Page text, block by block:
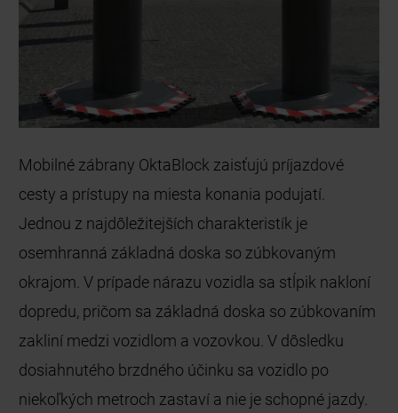
Mobilné zábrany OktaBlock zaisťujú príjazdové
cesty a prístupy na miesta konania podujatí.
Jednou z najdôležitejších charakteristík je
osemhranná základná doska so zúbkovaným
okrajom. V prípade nárazu vozidla sa stĺpik nakloní
dopredu, pričom sa základná doska so zúbkovaním
zakliní medzi vozidlom a vozovkou. V dôsledku
dosiahnutého brzdného účinku sa vozidlo po
niekoľkých metroch zastaví a nie je schopné jazdy.